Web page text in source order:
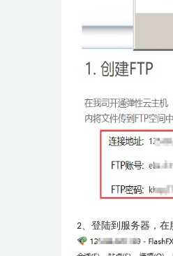
2、登陆到服务器，